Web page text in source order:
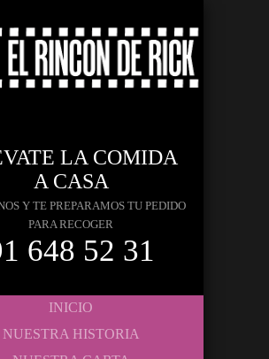
LA COMIDA
A CASA
Y TE PREPARAMOS TU PEDIDO
PARA RECOGER
648 52 31
INICIO
NUESTRA HISTORIA